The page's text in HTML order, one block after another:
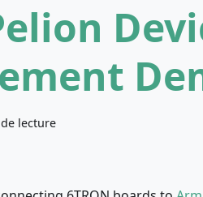
lecture